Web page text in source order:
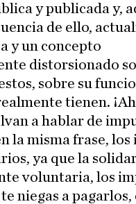
y publicada y,
de ello,
y un concepto
distorsionado
sobre su
tienen.
a hablar de
la misma frase, los
ya que la
voluntaria, los
niegas a pagarlos,